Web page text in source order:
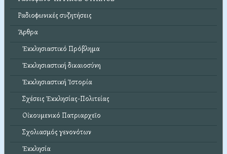
Ραδιοφωνικές συζητήσεις
Ἄρθρα
Ἐκκλησιαστικό Πρόβλημα
Ἐκκλησιαστική δικαιοσύνη
Ἐκκλησιαστική Ἱστορία
Σχέσεις Ἐκκλησίας-Πολιτείας
Οἰκουμενικό Πατριαρχεῖο
Σχολιασμός γενονότων
Ἐκκλησία